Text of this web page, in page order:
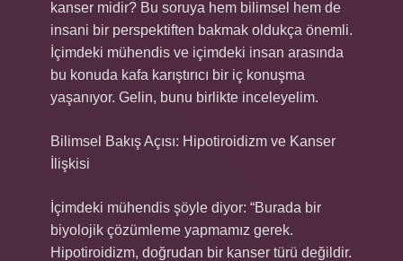
kanser midir? Bu soruya hem bilimsel hem de
insani bir perspektiften bakmak oldukça önemli.
İçimdeki mühendis ve içimdeki insan arasında
bu konuda kafa karıştırıcı bir iç konuşma
yaşanıyor. Gelin, bunu birlikte inceleyelim.
Bilimsel Bakış Açısı: Hipotiroidizm ve Kanser
İlişkisi
İçimdeki mühendis şöyle diyor: “Burada bir
biyolojik çözümleme yapmamız gerek.
Hipotiroidizm, doğrudan bir kanser türü değildir.